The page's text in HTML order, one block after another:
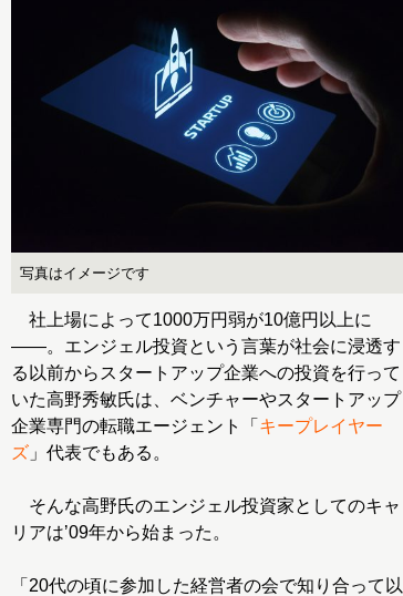
写真はイメージです
社上場によって1000万円弱が10億円以上に
――。エンジェル投資という言葉が社会に浸透す
る以前からスタートアップ企業への投資を行って
いた高野秀敏氏は、ベンチャーやスタートアップ
企業専門の転職エージェント「 キープレイヤー
ズ 」代表でもある。
そんな高野氏のエンジェル投資家としてのキャ
リアはʼ09年から始まった。
「20代の頃に参加した経営者の会で知り合って以